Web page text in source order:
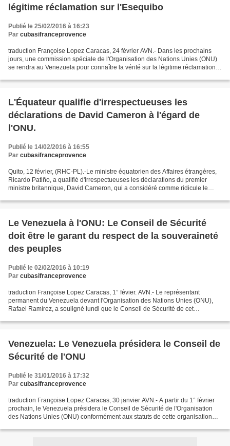
légitime réclamation sur l'Esequibo
Publié le 25/02/2016 à 16:23
Par cubasifranceprovence
traduction Françoise Lopez Caracas, 24 février AVN.- Dans les prochains
jours, une commission spéciale de l'Organisation des Nations Unies (ONU)
se rendra au Venezuela pour connaître la vérité sur la légitime réclamation
L'Équateur qualifie d'irrespectueuses les
déclarations de David Cameron à l'égard de
l'ONU.
Publié le 14/02/2016 à 16:55
Par cubasifranceprovence
Quito, 12 février, (RHC-PL).-Le ministre équatorien des Affaires étrangères,
Ricardo Patiño, a qualifié d'irrespectueuses les déclarations du premier
ministre britannique, David Cameron, qui a considéré comme ridicule le
Le Venezuela à l'ONU: Le Conseil de Sécurité
doit être le garant du respect de la souveraineté
des peuples
Publié le 02/02/2016 à 10:19
Par cubasifranceprovence
traduction Françoise Lopez Caracas, 1° févier. AVN.- Le représentant
permanent du Venezuela devant l'Organisation des Nations Unies (ONU),
Rafael Ramírez, a souligné lundi que le Conseil de Sécurité de cet
Venezuela: Le Venezuela présidera le Conseil de
Sécurité de l'ONU
Publié le 31/01/2016 à 17:32
Par cubasifranceprovence
traduction Françoise Lopez Caracas, 30 janvier AVN.- A partir du 1° février
prochain, le Venezuela présidera le Conseil de Sécurité de l'Organisation
des Nations Unies (ONU) conformément aux statuts de cette organisation